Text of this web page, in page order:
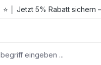
⭐ │ Jetzt 5% Rabatt sichern